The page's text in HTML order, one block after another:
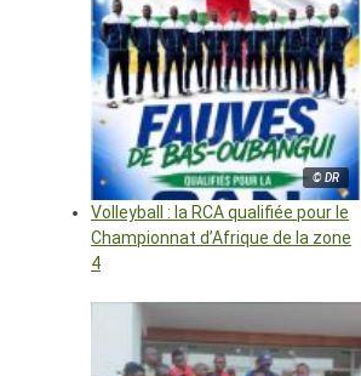
© DR
Volleyball : la RCA qualifiée pour le
Championnat d’Afrique de la zone
4